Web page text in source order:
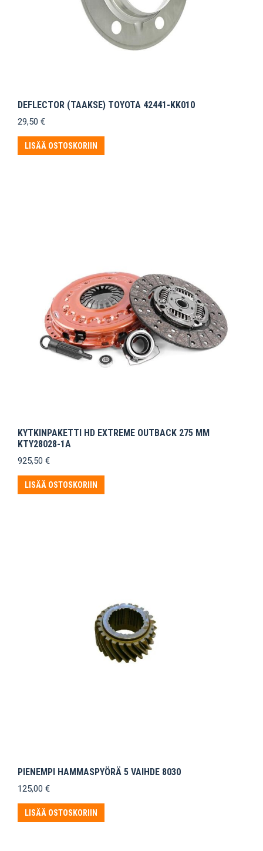
DEFLECTOR (TAAKSE) TOYOTA 42441-KK010
29,50 €
LISÄÄ OSTOSKORIIN
KYTKINPAKETTI HD EXTREME OUTBACK 275 MM
KTY28028-1A
925,50 €
LISÄÄ OSTOSKORIIN
PIENEMPI HAMMASPYÖRÄ 5 VAIHDE 8030
125,00 €
LISÄÄ OSTOSKORIIN